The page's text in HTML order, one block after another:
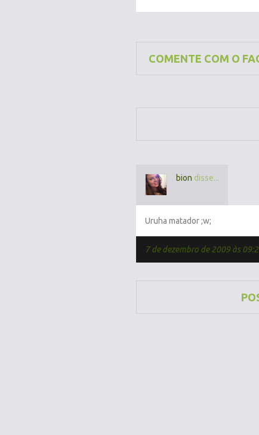
COMENTE COM O
bion disse...
Uruha matador ;w;
7 de dezembro de 2009 às